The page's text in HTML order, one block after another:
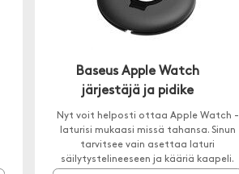
Baseus Apple Watch
järjestäjä ja pidike
Nyt voit helposti ottaa Apple Watch -
laturisi mukaasi missä tahansa. Sinun
tarvitsee vain asettaa laturi
säilytystelineeseen ja kääriä kaapeli.